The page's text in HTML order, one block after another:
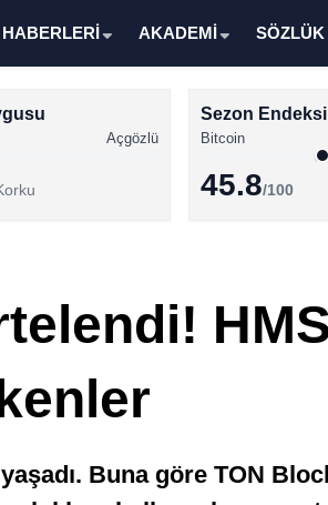
AKADEMİ SÖZLÜK
Açgözlü
Sezon Endeksi
Bitcoin
45.8/100
Buna göre TON